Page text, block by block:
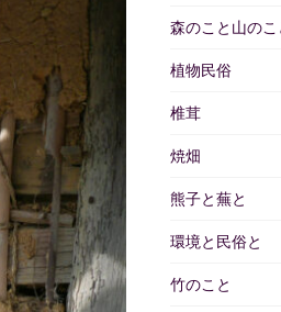
森のこと山のこ
植物民俗
椎茸
焼畑
熊子と蕪と
環境と民俗と
竹のこと